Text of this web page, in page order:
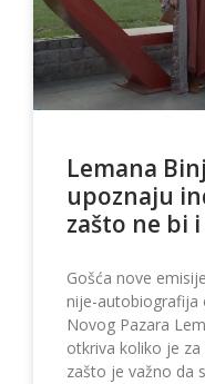
Lemana
upoznaju
zašto ne bi
Gošća nove
nije-autobiografija
Novog Pazara
otkriva koliko je
zašto je važno da